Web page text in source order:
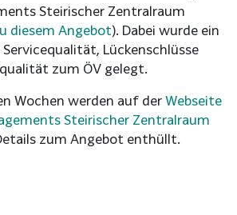
Steirischer Zentralraum
diesem Angebot). Dabei wurde ein
Lückenschlüsse
zum ÖV gelegt.
Wochen werden auf der Webseite
Steirischer Zentralraum
zum Angebot enthüllt.